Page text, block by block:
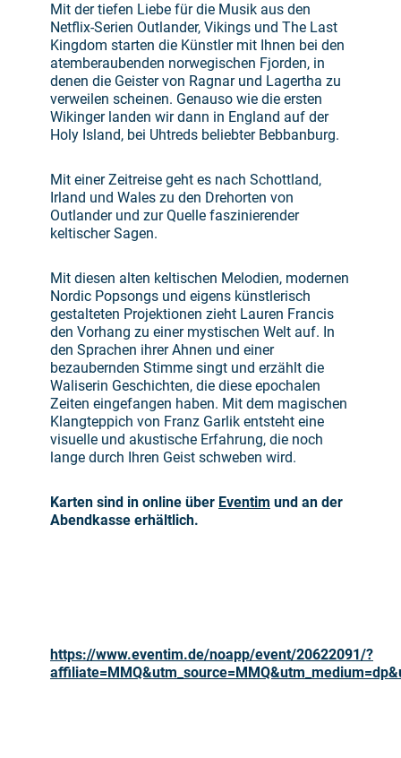
Mit der tiefen Liebe für die Musik aus den
Netflix-Serien Outlander, Vikings und The Last
Kingdom starten die Künstler mit Ihnen bei den
atemberaubenden norwegischen Fjorden, in
denen die Geister von Ragnar und Lagertha zu
verweilen scheinen. Genauso wie die ersten
Wikinger landen wir dann in England auf der
Holy Island, bei Uhtreds beliebter Bebbanburg.
Mit einer Zeitreise geht es nach Schottland,
Irland und Wales zu den Drehorten von
Outlander und zur Quelle faszinierender
keltischer Sagen.
Mit diesen alten keltischen Melodien, modernen
Nordic Popsongs und eigens künstlerisch
gestalteten Projektionen zieht Lauren Francis
den Vorhang zu einer mystischen Welt auf. In
den Sprachen ihrer Ahnen und einer
bezaubernden Stimme singt und erzählt die
Waliserin Geschichten, die diese epochalen
Zeiten eingefangen haben. Mit dem magischen
Klangteppich von Franz Garlik entsteht eine
visuelle und akustische Erfahrung, die noch
lange durch Ihren Geist schweben wird.
Karten sind in online über Eventim und an der
Abendkasse erhältlich.
https://www.eventim.de/noapp/event/20622091/?